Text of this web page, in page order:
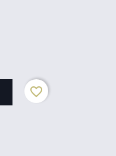
favorite_border